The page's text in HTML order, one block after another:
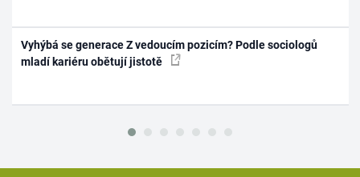
Vyhýbá se generace Z vedoucím pozicím? Podle sociologů
mladí kariéru obětují jistotě